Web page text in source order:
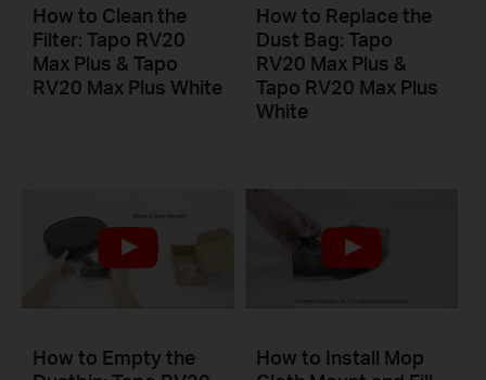
How to Clean the
Filter: Tapo RV20
Max Plus & Tapo
RV20 Max Plus White
How to Replace the
Dust Bag: Tapo
RV20 Max Plus &
Tapo RV20 Max Plus
White
How to Empty the
How to Install Mop